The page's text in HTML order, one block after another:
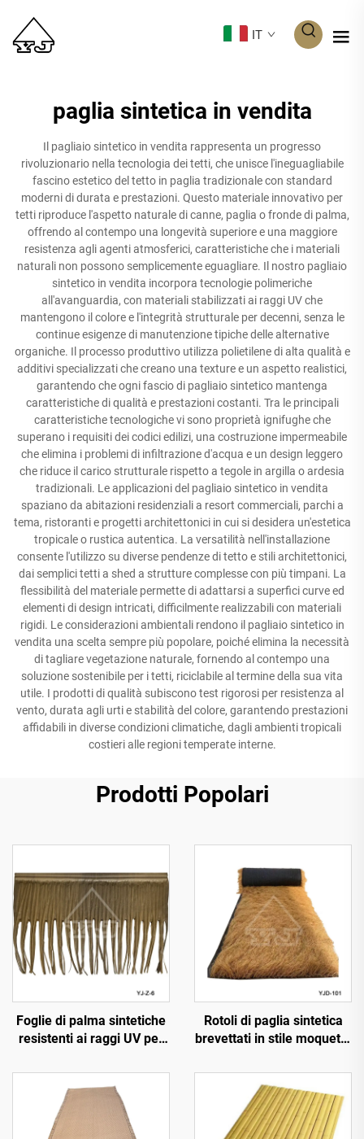
IT
paglia sintetica in vendita
Il pagliaio sintetico in vendita rappresenta un progresso
rivoluzionario nella tecnologia dei tetti, che unisce l'ineguagliabile
fascino estetico del tetto in paglia tradizionale con standard
moderni di durata e prestazioni. Questo materiale innovativo per
tetti riproduce l'aspetto naturale di canne, paglia o fronde di palma,
offrendo al contempo una longevità superiore e una maggiore
resistenza agli agenti atmosferici, caratteristiche che i materiali
naturali non possono semplicemente eguagliare. Il nostro pagliaio
sintetico in vendita incorpora tecnologie polimeriche
all'avanguardia, con materiali stabilizzati ai raggi UV che
mantengono il colore e l'integrità strutturale per decenni, senza le
continue esigenze di manutenzione tipiche delle alternative
organiche. Il processo produttivo utilizza polietilene di alta qualità e
additivi specializzati che creano una texture e un aspetto realistici,
garantendo che ogni fascio di pagliaio sintetico mantenga
caratteristiche di qualità e prestazioni costanti. Tra le principali
caratteristiche tecnologiche vi sono proprietà ignifughe che
superano i requisiti dei codici edilizi, una costruzione impermeabile
che elimina i problemi di infiltrazione d'acqua e un design leggero
che riduce il carico strutturale rispetto a tegole in argilla o ardesia
tradizionali. Le applicazioni del pagliaio sintetico in vendita
spaziano da abitazioni residenziali a resort commerciali, parchi a
tema, ristoranti e progetti architettonici in cui si desidera un'estetica
tropicale o rustica autentica. La versatilità nell'installazione
consente l'utilizzo su diverse pendenze di tetto e stili architettonici,
dai semplici tetti a shed a strutture complesse con più timpani. La
flessibilità del materiale permette di adattarsi a superfici curve ed
elementi di design intricati, difficilmente realizzabili con materiali
rigidi. Le considerazioni ambientali rendono il pagliaio sintetico in
vendita una scelta sempre più popolare, poiché elimina la necessità
di tagliare vegetazione naturale, fornendo al contempo una
soluzione sostenibile per i tetti, riciclabile al termine della sua vita
utile. I prodotti di qualità subiscono test rigorosi per resistenza al
vento, durata agli urti e stabilità del colore, garantendo prestazioni
affidabili in diverse condizioni climatiche, dagli ambienti tropicali
costieri alle regioni temperate interne.
Prodotti Popolari
Foglie di palma sintetiche
resistenti ai raggi UV per
esterna
Rotoli di paglia sintetica
brevettati in stile moquette
per installazione rapida